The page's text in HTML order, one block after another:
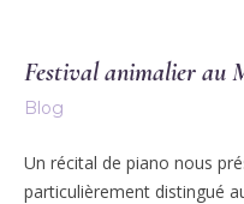
Festival animalier au
Blog
Un récital de piano nous
particulièrement distingué